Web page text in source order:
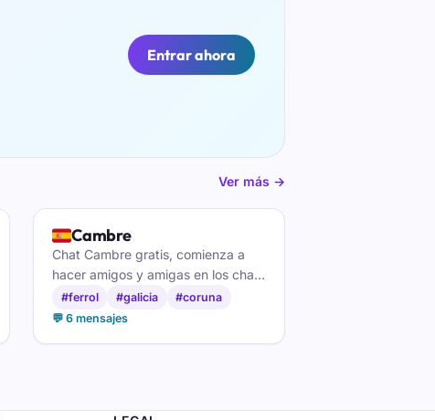
Entrar ahora
Ver más →
🇪🇸Cambre
Chat Cambre gratis, comienza a
hacer amigos y amigas en los chats
gallegos de Cambre
#ferrol #galicia
#coruna
💬 6 mensajes